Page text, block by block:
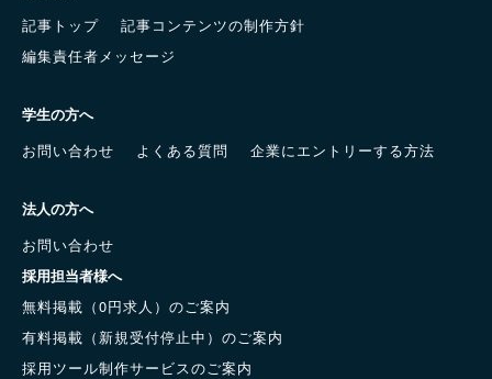
記事トップ
記事コンテンツの制作方針
編集責任者メッセージ
学生の方へ
お問い合わせ
よくある質問 企業にエントリーする方法
法人の方へ
お問い合わせ
採用担当者様へ
無料掲載（0円求人）のご案内
有料掲載（新規受付停止中）のご案内
採用ツール制作サービスのご案内